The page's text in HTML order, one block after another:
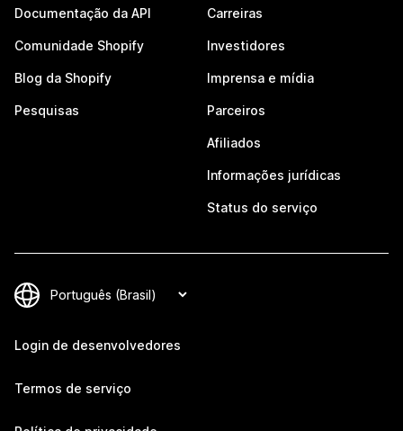
Documentação da API
Comunidade Shopify
Blog da Shopify
Pesquisas
Carreiras
Investidores
Imprensa e mídia
Parceiros
Afiliados
Informações jurídicas
Status do serviço
Login de desenvolvedores
Termos de serviço